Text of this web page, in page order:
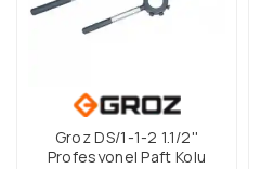
Groz DS/1-1-2 1.1/2''
Profesyonel Paft Kolu